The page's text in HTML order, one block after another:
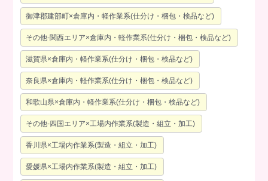
御津郡建部町×倉庫内・軽作業系(仕分け・梱包・検品など)
その他-関西エリア×倉庫内・軽作業系(仕分け・梱包・検品など)
滋賀県×倉庫内・軽作業系(仕分け・梱包・検品など)
奈良県×倉庫内・軽作業系(仕分け・梱包・検品など)
和歌山県×倉庫内・軽作業系(仕分け・梱包・検品など)
その他-四国エリア×工場内作業系(製造・組立・加工)
香川県×工場内作業系(製造・組立・加工)
愛媛県×工場内作業系(製造・組立・加工)